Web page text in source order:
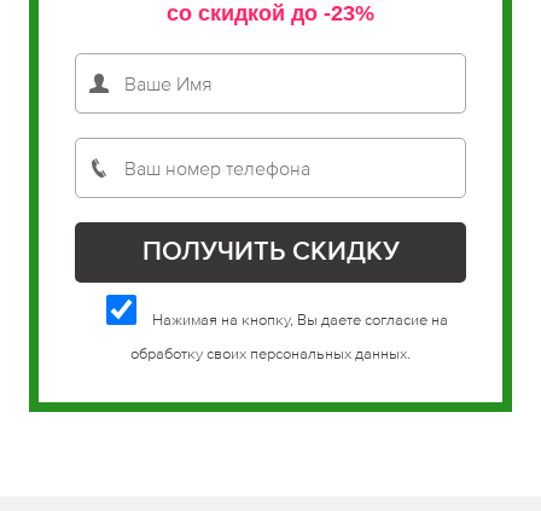
со скидкой до -23%
Нажимая на кнопку, Вы даете согласие на
обработку своих персональных данных.